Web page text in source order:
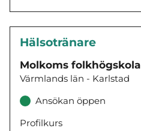
Hälsotränare
Molkoms folkhögskola
Värmlands län - Karlstad
Ansökan öppen
Profilkurs